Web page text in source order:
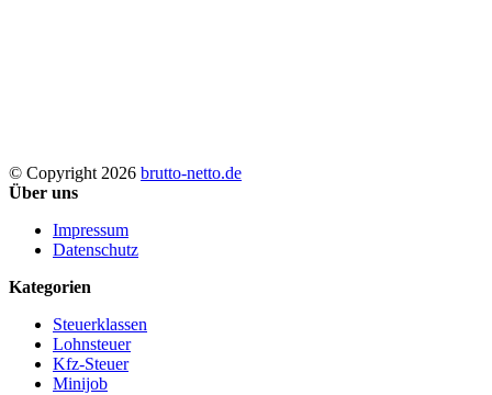
© Copyright 2026 brutto-netto.de
Über uns
Impressum
Datenschutz
Kategorien
Steuerklassen
Lohnsteuer
Kfz-Steuer
Minijob